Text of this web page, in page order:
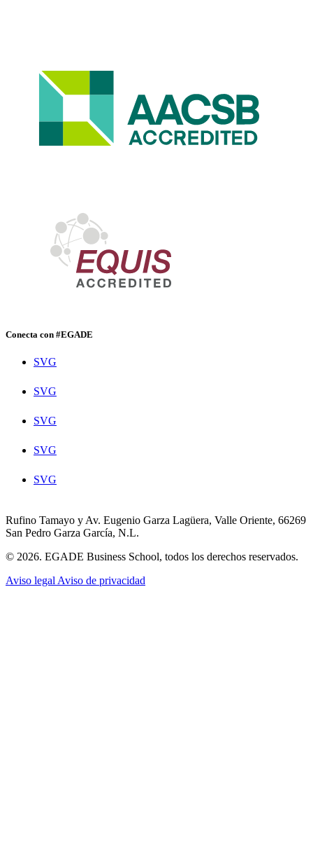
Conecta con #EGADE
SVG
SVG
SVG
SVG
SVG
Rufino Tamayo y Av. Eugenio Garza Lagüera, Valle Oriente, 66269
San Pedro Garza García, N.L.
© 2026. EGADE Business School, todos los derechos reservados.
Aviso legalAviso de privacidad